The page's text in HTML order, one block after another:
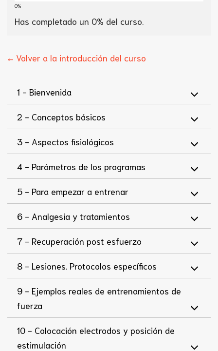
0%
Has completado un 0% del curso.
← Volver a la introducción del curso
1 - Bienvenida
2 - Conceptos básicos
3 - Aspectos fisiológicos
4 - Parámetros de los programas
5 - Para empezar a entrenar
6 - Analgesia y tratamientos
7 - Recuperación post esfuerzo
8 - Lesiones. Protocolos específicos
9 - Ejemplos reales de entrenamientos de
fuerza
10 - Colocación electrodos y posición de
estimulación